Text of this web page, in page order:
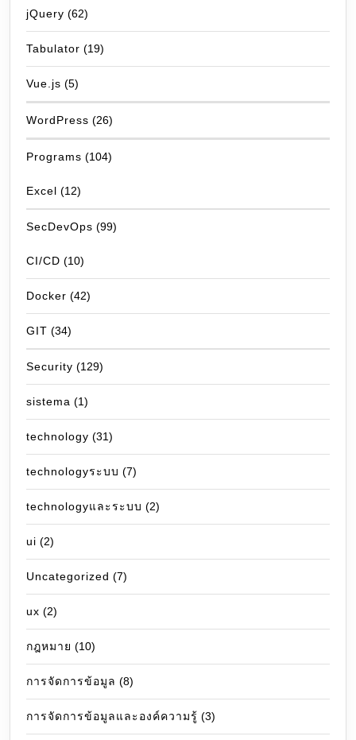
jQuery (62)
Tabulator (19)
Vue.js (5)
WordPress (26)
Programs (104)
Excel (12)
SecDevOps (99)
CI/CD (10)
Docker (42)
GIT (34)
Security (129)
sistema (1)
technology (31)
technologyระบบ (7)
technologyและระบบ (2)
ui (2)
Uncategorized (7)
ux (2)
กฎหมาย (10)
การจัดการข้อมูล (8)
การจัดการข้อมูลและองค์ความรู้ (3)